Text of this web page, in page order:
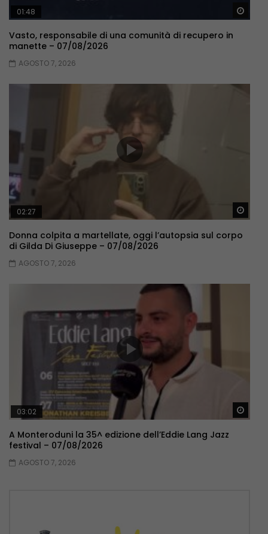
01:48
Vasto, responsabile di una comunità di recupero in
manette – 07/08/2026
AGOSTO 7, 2026
02:27
Donna colpita a martellate, oggi l’autopsia sul corpo
di Gilda Di Giuseppe – 07/08/2026
AGOSTO 7, 2026
03:02
A Monteroduni la 35^ edizione dell’Eddie Lang Jazz
festival – 07/08/2026
AGOSTO 7, 2026